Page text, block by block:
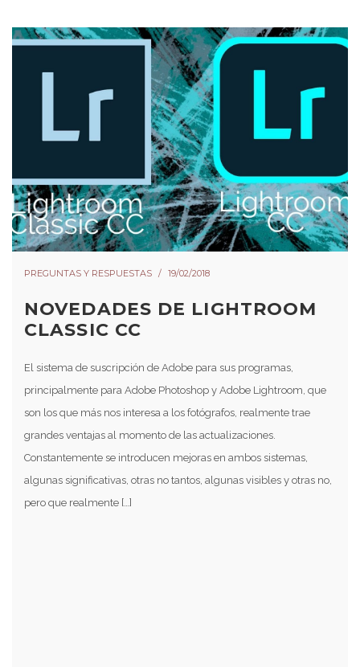
PREGUNTAS Y RESPUESTAS 19/02/2018
NOVEDADES DE LIGHTROOM
CLASSIC CC
El sistema de suscripción de Adobe para sus programas,
principalmente para Adobe Photoshop y Adobe Lightroom, que
son los que más nos interesa a los fotógrafos, realmente trae
grandes ventajas al momento de las actualizaciones.
Constantemente se introducen mejoras en ambos sistemas,
algunas significativas, otras no tantos, algunas visibles y otras no,
pero que realmente […]